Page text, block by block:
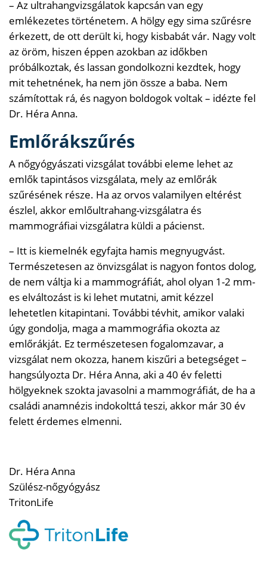
– Az ultrahangvizsgálatok kapcsán van egy
emlékezetes történetem. A hölgy egy sima szűrésre
érkezett, de ott derült ki, hogy kisbabát vár. Nagy volt
az öröm, hiszen éppen azokban az időkben
próbálkoztak, és lassan gondolkozni kezdtek, hogy
mit tehetnének, ha nem jön össze a baba. Nem
számítottak rá, és nagyon boldogok voltak – idézte fel
Dr. Héra Anna.
Emlőrákszűrés
A nőgyógyászati vizsgálat további eleme lehet az
emlők tapintásos vizsgálata, mely az emlőrák
szűrésének része. Ha az orvos valamilyen eltérést
észlel, akkor emlőultrahang-vizsgálatra és
mammográfiai vizsgálatra küldi a pácienst.
– Itt is kiemelnék egyfajta hamis megnyugvást.
Természetesen az önvizsgálat is nagyon fontos dolog,
de nem váltja ki a mammográfiát, ahol olyan 1-2 mm-
es elváltozást is ki lehet mutatni, amit kézzel
lehetetlen kitapintani. További tévhit, amikor valaki
úgy gondolja, maga a mammográfia okozta az
emlőrákját. Ez természetesen fogalomzavar, a
vizsgálat nem okozza, hanem kiszűri a betegséget –
hangsúlyozta Dr. Héra Anna, aki a 40 év feletti
hölgyeknek szokta javasolni a mammográfiát, de ha a
családi anamnézis indokolttá teszi, akkor már 30 év
felett érdemes elmenni.
Dr. Héra Anna
Szülész-nőgyógyász
TritonLife